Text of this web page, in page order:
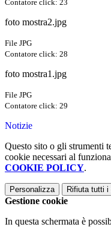
Contatore click: 23
foto mostra2.jpg
File JPG
Contatore click: 28
foto mostra1.jpg
File JPG
Contatore click: 29
Notizie
Questo sito o gli strumenti
cookie necessari al
COOKIE POLICY.
Personalizza Rifiuta tutti i
Gestione cookie
In questa schermata è